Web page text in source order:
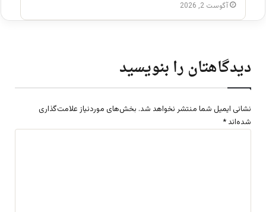
آگوست 2, 2026
دیدگاهتان را بنویسید
نشانی ایمیل شما منتشر نخواهد شد. بخش‌های موردنیاز علامت‌گذاری
شده‌اند *